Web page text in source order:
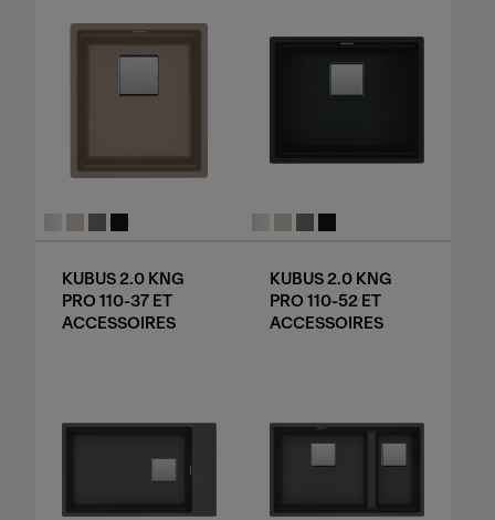
KUBUS 2.0 KNG
PRO 110-37 ET
ACCESSOIRES
KUBUS 2.0 KNG
PRO 110-52 ET
ACCESSOIRES